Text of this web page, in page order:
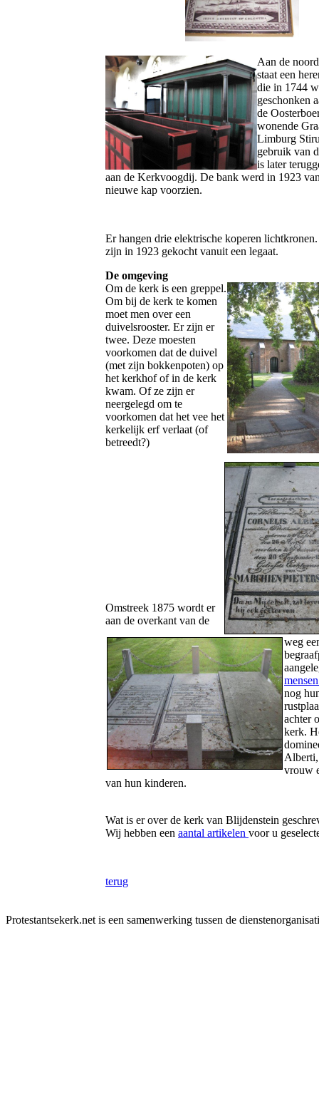
Aan de
staat een
die in 1744
geschonken
de
wonende
Limburg
gebruik van
is later
aan de Kerkvoogdij. De bank werd in 1923
nieuwe kap voorzien.
Er hangen drie elektrische koperen
zijn in 1923 gekocht vanuit een legaat.
De omgeving
Om de kerk is een greppel.
Om bij de kerk te komen
moet men over een
duivelsrooster. Er zijn er
twee. Deze moesten
voorkomen dat de duivel
(met zijn bokkenpoten) op
het kerkhof of in de kerk
kwam. Of ze zijn er
neergelegd om te
voorkomen dat het vee het
kerkelijk erf verlaat (of
betreedt?)
Omstreek 1875 wordt er
aan de overkant van de
weg
nog
achter
kerk.
vrouw
van hun kinderen.
Wat is er over de kerk van Blijdenstein
Wij hebben een aantal artikelen voor u
terug
Protestantsekerk.net is een samenwerking tussen de